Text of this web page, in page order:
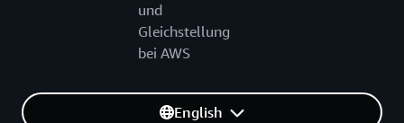
und
Gleichstellung
bei AWS
English